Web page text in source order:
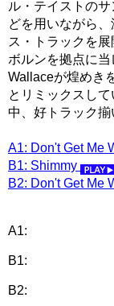
ル・テイストの
どを用いながら
ス・トラックを
ボルンを拠点に
Wallaceが煌めき
とリミックスし
中、好トラック揃
A1: Don't Get Me
B1: Shimmy
B2: Don't Get Me
A1:
B1:
B2: